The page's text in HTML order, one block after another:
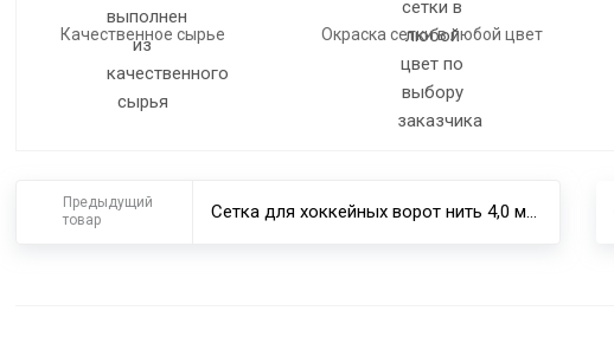
Качественное сырье Окраска сетки в любой цвет
Предыдущий
товар
Сетка для хоккейных ворот нить 4,0 мм (пара)